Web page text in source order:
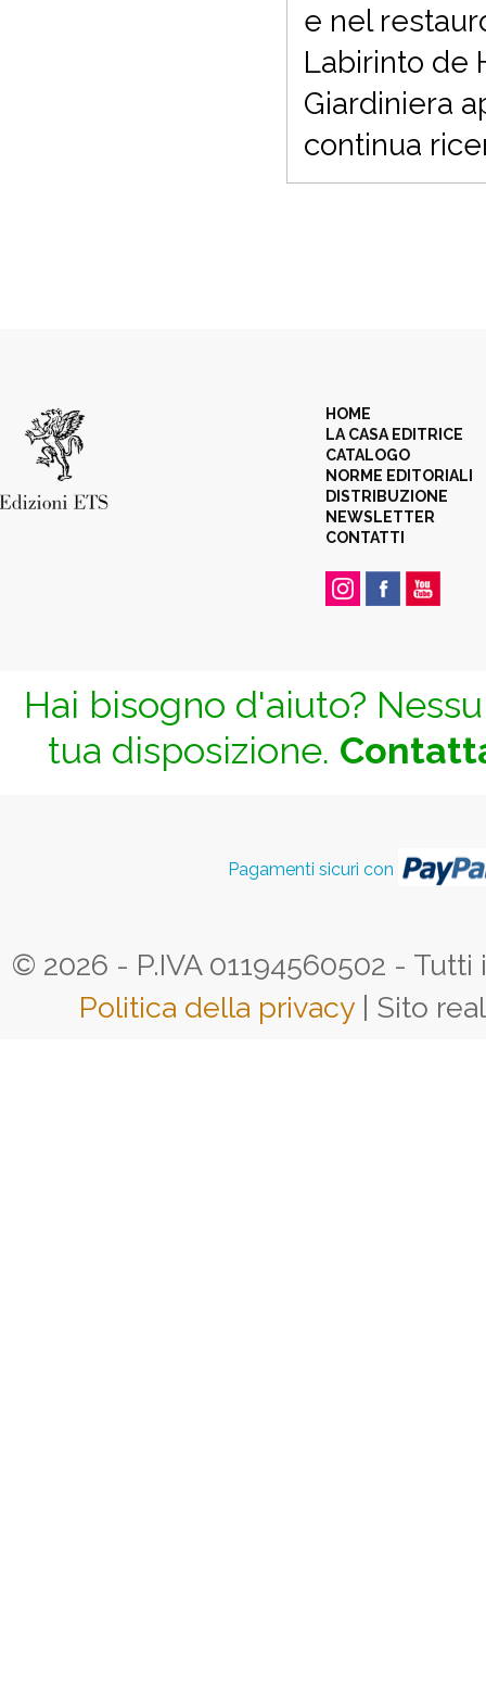
e nel
Labirinto de
Giardiniera
continua
HOME
LA CASA EDITRICE
CATALOGO
NORME EDITORIALI
DISTRIBUZIONE
NEWSLETTER
CONTATTI
Hai bisogno d'aiuto?
tua disposizione.
Pagamenti sicuri con
© 2026 - P.IVA 01194560502 -
Politica della privacy | Sito